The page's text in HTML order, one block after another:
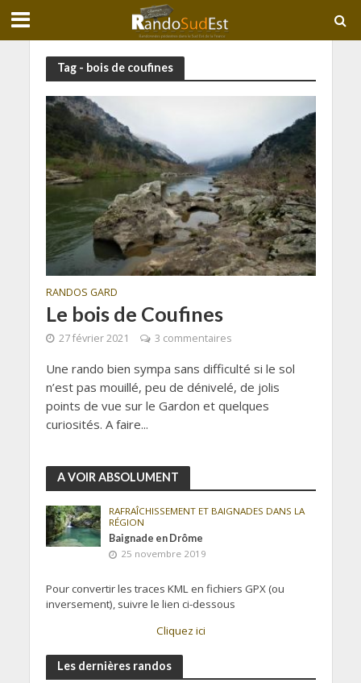
Tag - bois de coufines
RANDOS GARD
Le bois de Coufines
27 février 2021 3 commentaires
Une rando bien sympa sans difficulté si le sol
n’est pas mouillé, peu de dénivelé, de jolis
points de vue sur le Gardon et quelques
curiosités. A faire...
A VOIR ABSOLUMENT
RAFRAÎCHISSEMENT ET BAIGNADES DANS LA
RÉGION
Baignade en Drôme
25 novembre 2019
Pour convertir les traces KML en fichiers GPX (ou
inversement), suivre le lien ci-dessous
Cliquez ici
Les dernières randos